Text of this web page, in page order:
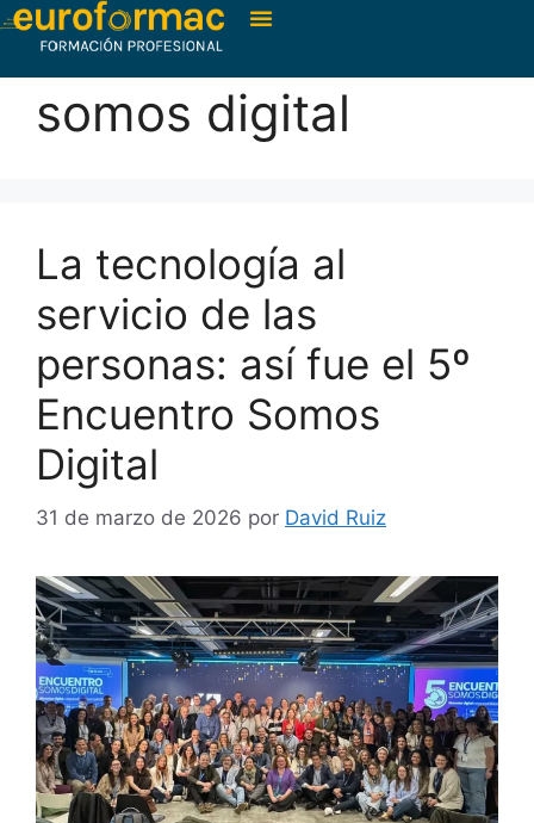
somos digital
La tecnología al
servicio de las
personas: así fue el 5º
Encuentro Somos
Digital
31 de marzo de 2026 por David Ruiz